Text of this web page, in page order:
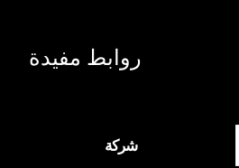
روابط مفيدة
شركة